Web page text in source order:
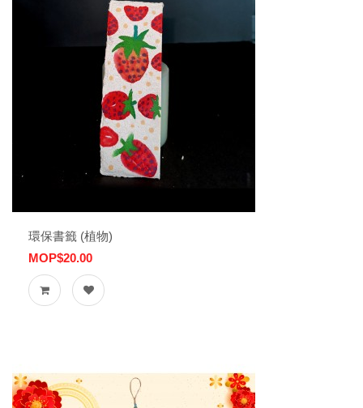
環保書籤 (植物)
MOP$20.00